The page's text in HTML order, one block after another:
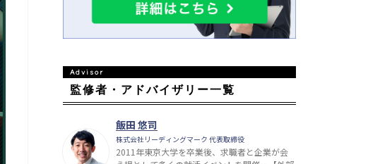
監修者・アドバイザリー一覧
飯田 悠司
株式会社リーディングマーク 代表取締役
2011年東京大学を卒業後、求職者と企業が会